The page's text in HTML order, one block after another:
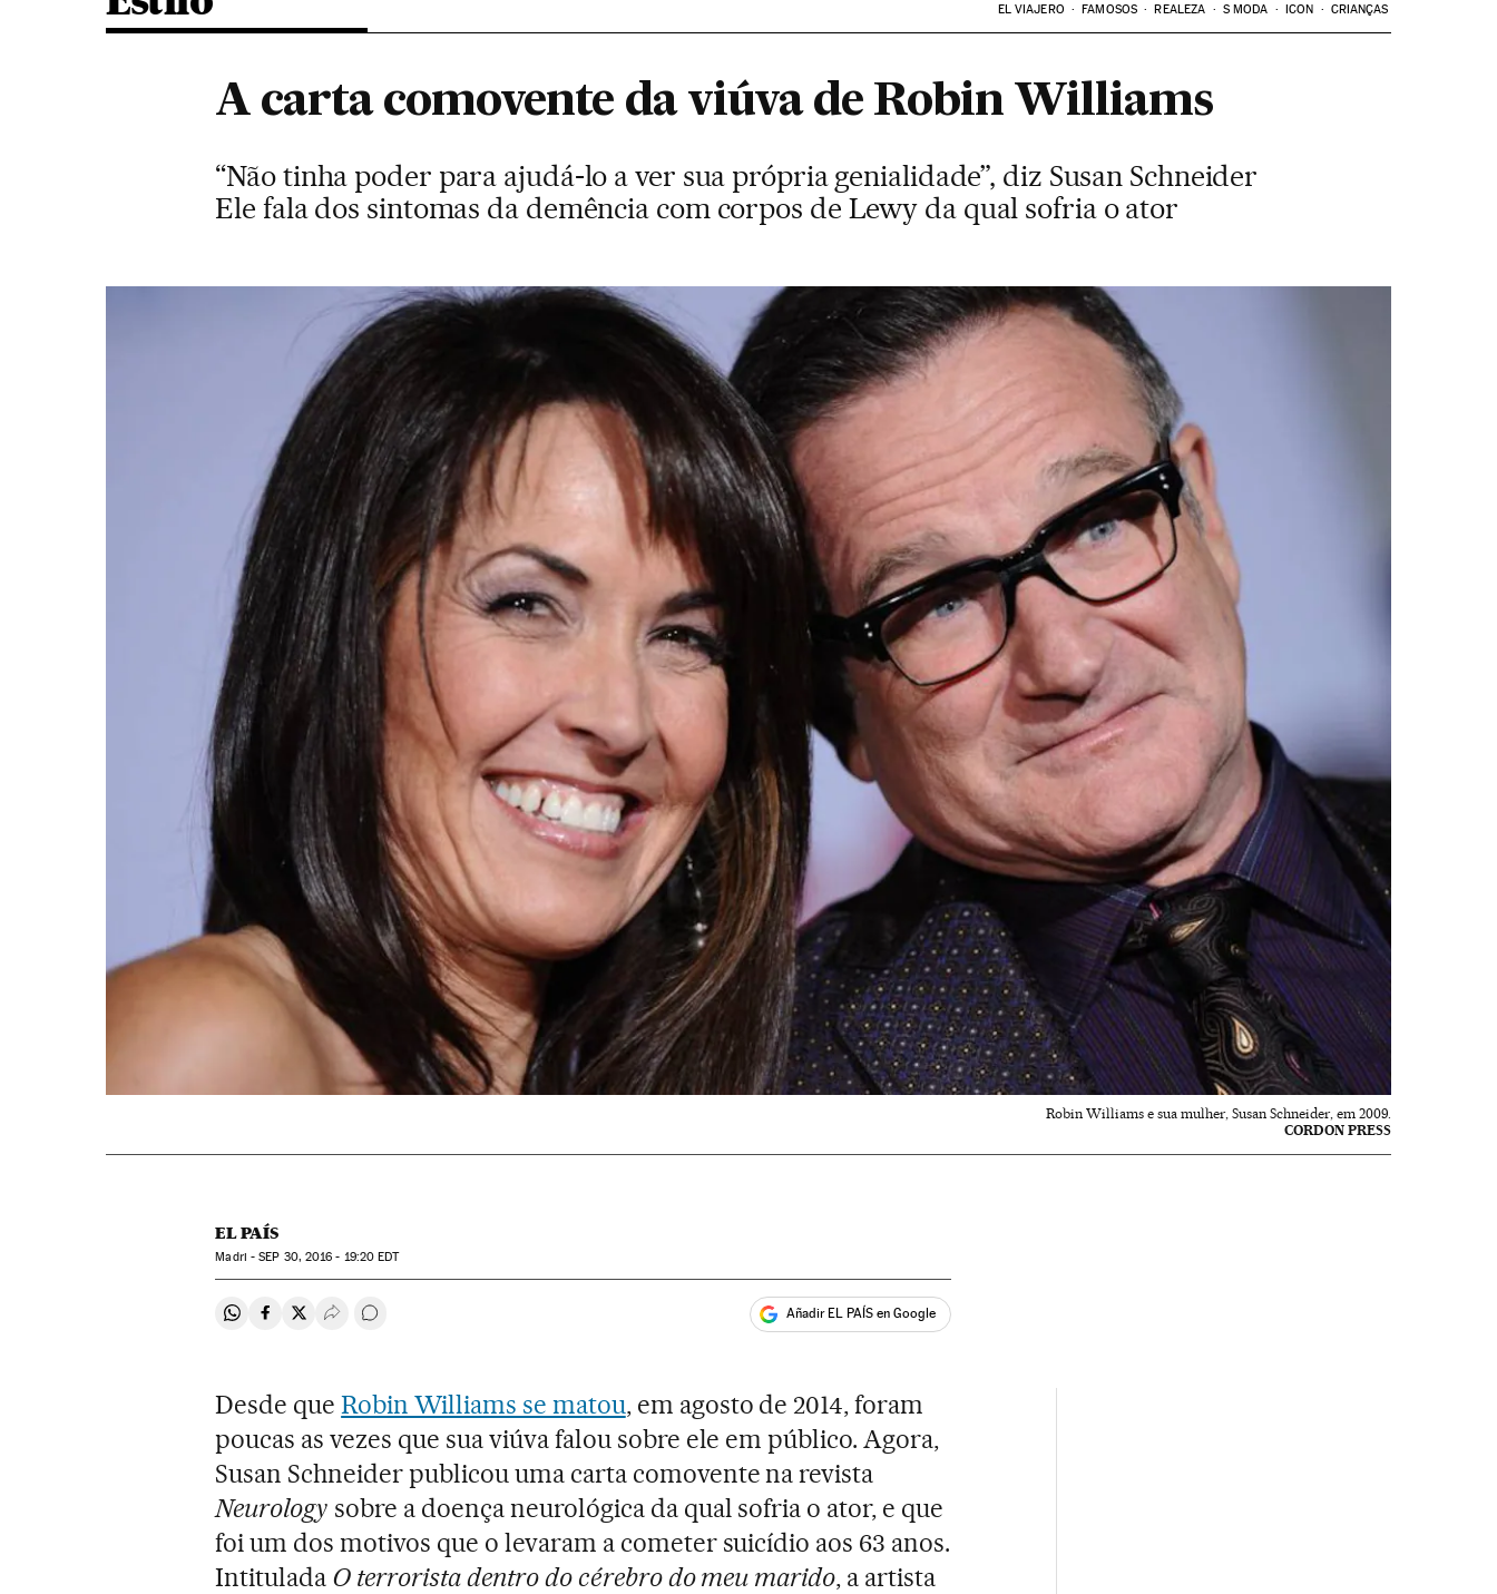
EL VIAJERO FAMOSOS REALEZA S MODA ICON CRIANÇAS
A carta comovente da viúva de Robin Williams
“Não tinha poder para ajudá-lo a ver sua própria genialidade”, diz Susan Schneider
Ele fala dos sintomas da demência com corpos de Lewy da qual sofria o ator
Robin Williams e sua mulher, Susan Schneider, em 2009.
CORDON PRESS
EL PAÍS
Madri -SEP 30, 2016 - 19:20 EDT
Compartir en Whatsapp
Compartir en Facebook
Compartir en Twitter
Desplegar Redes Sociales
Comentários Añadir EL PAÍS en Google
Desde queRobin Williams se matou, em agosto de 2014, foram
poucas as vezes que sua viúva falou sobre ele em público. Agora,
Susan Schneider publicou uma carta comovente na revista
Neurology sobre a doença neurológica da qual sofria o ator, e que
foi um dos motivos que o levaram a cometer suicídio aos 63 anos.
Intitulada O terrorista dentro do cérebro do meu marido, a artista